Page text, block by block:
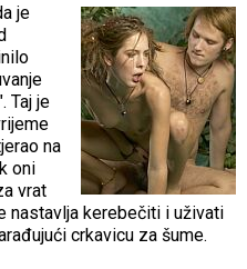
je
Taj je
na
oni
vrat
nastavlja kerebečiti i uživati
crkavicu za šume.